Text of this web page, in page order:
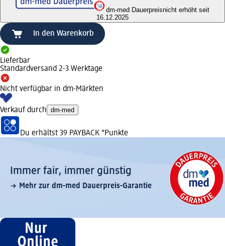
dm-med Dauerpreisnicht erhöht seit
16.12.2025
In den Warenkorb
Lieferbar
Standardversand 2-3 Werktage
Nicht verfügbar in dm-Märkten
Verkauf durch dm-med
Du erhältst 39 PAYBACK °Punkte
Immer fair,­ immer günstig
Mehr zur dm-med Dauerpreis-Garantie